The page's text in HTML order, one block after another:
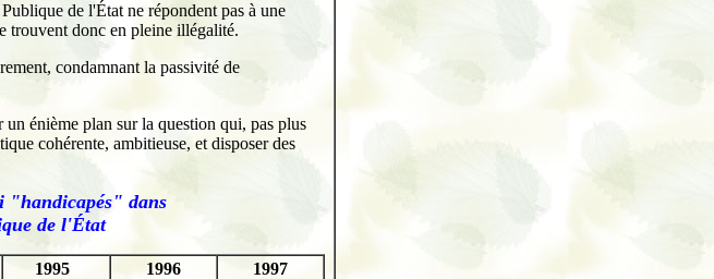
de l'État ne répondent pas à une
trouvent donc en pleine illégalité.
condamnant la passivité de
énième plan sur la question qui, pas plus
cohérente, ambitieuse, et disposer des
"handicapés" dans
de l'État
1995 1996
1997